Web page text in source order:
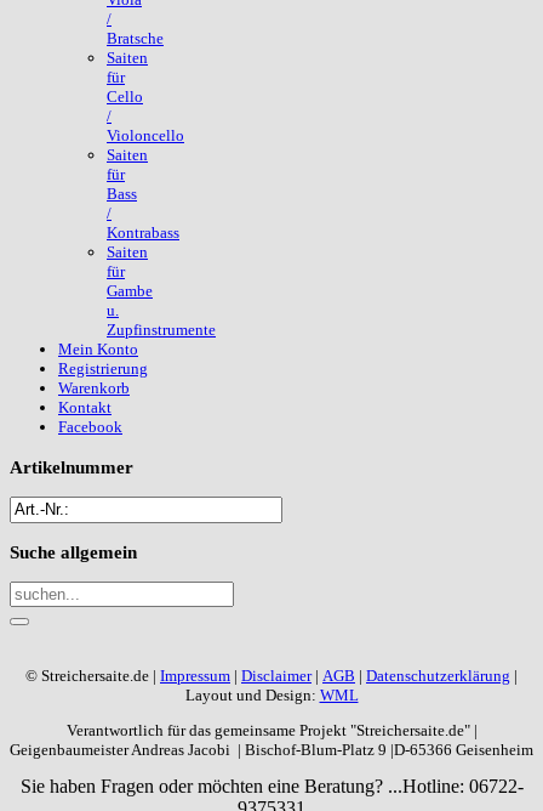
/
Bratsche
Saiten
für
Cello
/
Violoncello
Saiten
für
Bass
/
Kontrabass
Saiten
für
Gambe
u.
Zupfinstrumente
Mein Konto
Registrierung
Warenkorb
Kontakt
Facebook
Artikelnummer
Suche allgemein
© Streichersaite.de | Impressum | Disclaimer| AGB | Datenschutzerklärung |
Layout und Design: WML
Verantwortlich für das gemeinsame Projekt "Streichersaite.de" |
Geigenbaumeister Andreas Jacobi | Bischof-Blum-Platz 9 |D-65366 Geisenheim
Sie haben Fragen oder möchten eine Beratung? ...Hotline: 06722-